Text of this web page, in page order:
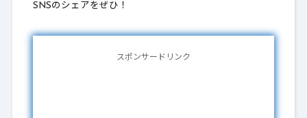
SNSのシェアをぜひ！
スポンサードリンク